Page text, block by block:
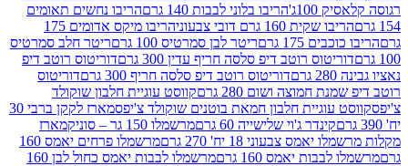
הריבו בלוני לבבות 140 גרם
הריבו נחשים תאומים
160 גרם דובי צבעוני
הריבו מיקס אדומים 175
175 גרם
ריטר לבן סמרטיס 100 גרם
ריטר חלב סמרטיס
רוטב דיפ סלסה חריף עדין 300 גרם
דוריטוס רוטב דיפ
דוריטוס רוטב דיפ סלסה חריף 300 גרם
דוריטוס
חמוצה ושום 280 גרם
קווסט עוגיית חלבון שוקולד
עוגיית חלבון חמאת בוטנים שוקולד צ'יפס
מארז לקקן ברבי 30
קינדר ג'וי שלישייה 60 גרם
מרשמלו 150 גר – סוניק
מארז
צבעוני 18 יח' 270 גרם
מרשמלו פרחים יאמס 160
יאמס 160 גרם
מרשמלו לבבות יאמס כחול לבן 160